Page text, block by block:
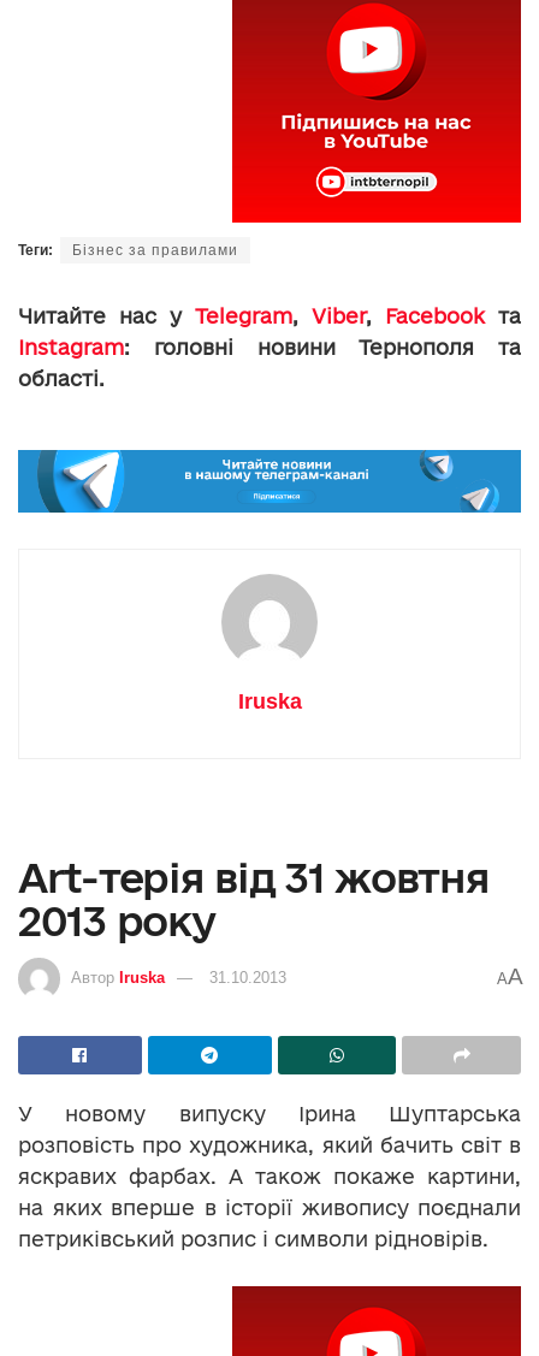
Теги: Бізнес за правилами
Читайте нас у Telegram, Viber, Facebookта
Instagram: головні новини Тернополя та
області.
Iruska
Art-терія від 31 жовтня
2013 року
Автор Iruska 31.10.2013 AA
У новому випуску Ірина Шуптарська
розповість про художника, який бачить світ в
яскравих фарбах. А також покаже картини,
на яких вперше в історії живопису поєднали
петриківський розпис і символи рідновірів.